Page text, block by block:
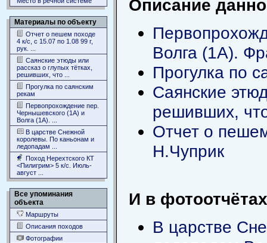
Материалы по объекту
Отчет о пешем походе
4 к/с, с 15.07 по 1.08 99 г,
рук. ...
Саянские этюды или
рассказ о глупых тётках,
решивших, что ...
Прогулка по саянским
рекам
Первопрохождение пер.
Чернышевского (1А) и
Волга (1А). ...
В царстве Снежной
королевы. По каньонам и
ледопадам ...
Поход Нерехтского КТ
<Пилигрим> 5 к/c. Июль-
август ...
Все упоминания
объекта
Маршруты
Описания походов
Фотографии
Описание
Волга (1А).
Прогулка по
Саянские
решивших,
Отчет о
Н.Чуприк
И в
В царстве